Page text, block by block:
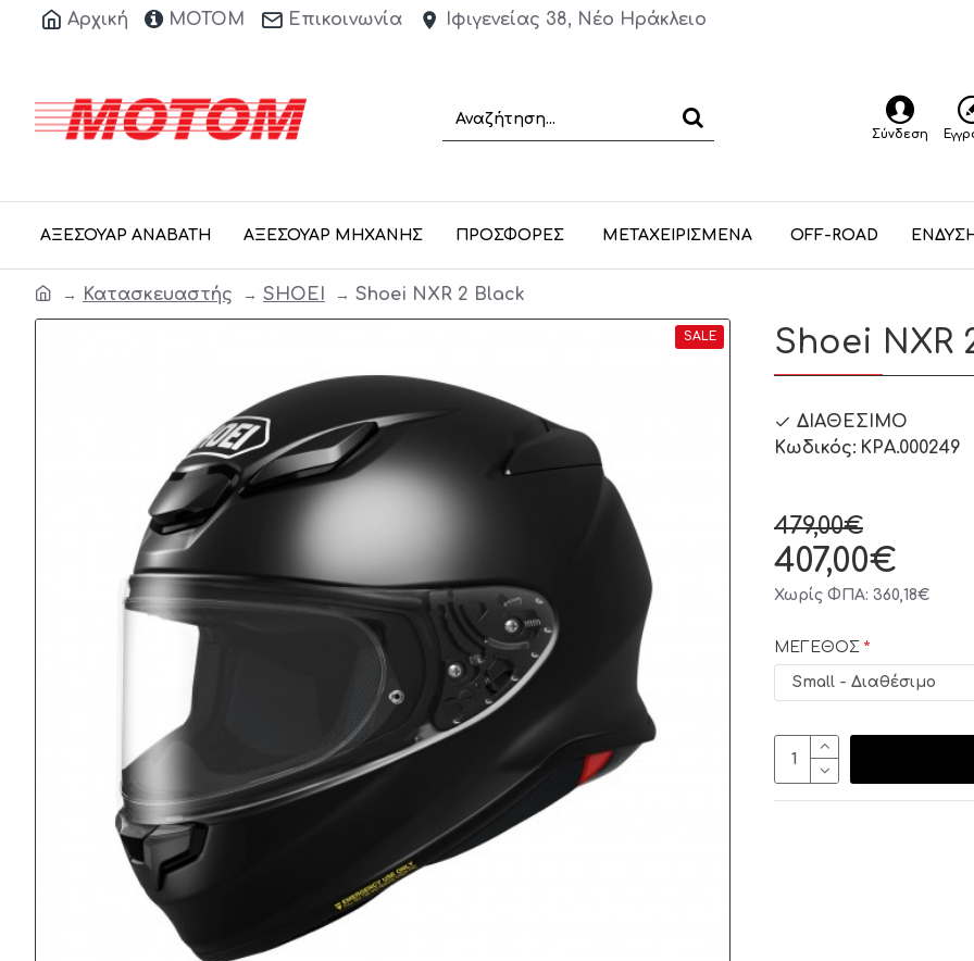
Αρχική ΜΟΤΟΜ Επικοινωνία Ιφιγενείας 38, Νέο Ηράκλειο
Σύνδεση
ΑΞΕΣΟΥΑΡ ΑΝΑΒΑΤΗ ΑΞΕΣΟΥΑΡ ΜΗΧΑΝΗΣ ΠΡΟΣΦΟΡΕΣ ΜΕΤΑΧΕΙΡΙΣΜΕΝΑ OFF-ROAD
Κατασκευαστής SHOEI Shoei NXR 2 Black
SALE Shoei NXR
407,00€
479,00€
Χωρίς ΦΠΑ: 360,18€
ΔΙΑΘΈΣΙΜΟ
Κωδικός: ΚΡΑ.000249
ΜΕΓΕΘΟΣ